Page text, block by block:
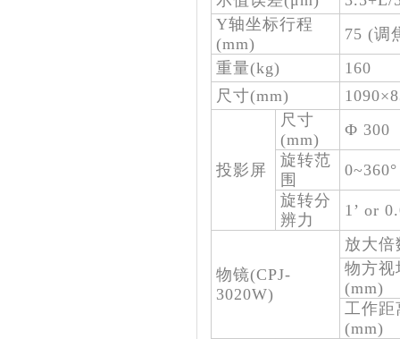
Y轴坐标行程
(mm)
75 (调
重量(kg)
160
尺寸(mm)
投影屏
尺寸
(mm)
Ф 300
旋转范
围
0~360°
旋转分
辨力
1’ or
物镜(CPJ-
3020W)
放大倍
物方视
(mm)
工作距
(mm)